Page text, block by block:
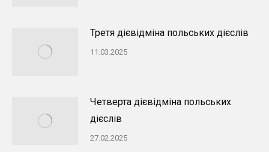
Третя дієвідміна польських дієслів
11.03.2025
Четверта дієвідміна польських
дієслів
27.02.2025